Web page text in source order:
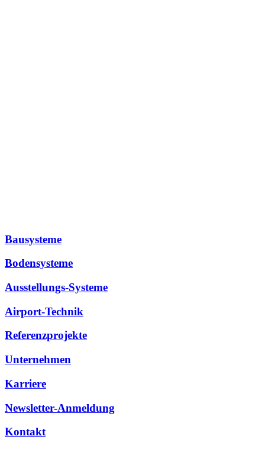
Bausysteme
Bodensysteme
Ausstellungs-Systeme
Airport-Technik
Referenzprojekte
Unternehmen
Karriere
Newsletter-Anmeldung
Kontakt